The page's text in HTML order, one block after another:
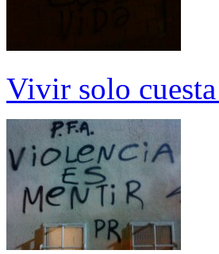
Vivir solo